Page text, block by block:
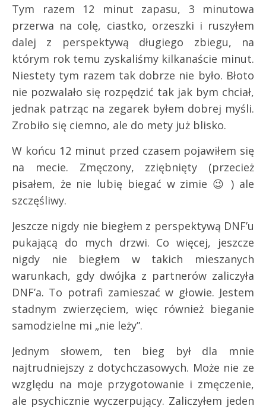
Tym razem 12 minut zapasu, 3 minutowa
przerwa na colę, ciastko, orzeszki i ruszyłem
dalej z perspektywą długiego zbiegu, na
którym rok temu zyskaliśmy kilkanaście minut.
Niestety tym razem tak dobrze nie było. Błoto
nie pozwalało się rozpędzić tak jak bym chciał,
jednak patrząc na zegarek byłem dobrej myśli.
Zrobiło się ciemno, ale do mety już blisko.
W końcu 12 minut przed czasem pojawiłem się
na mecie. Zmęczony, zziębnięty (przecież
pisałem, że nie lubię biegać w zimie 😉 ) ale
szczęśliwy.
Jeszcze nigdy nie biegłem z perspektywą DNF’u
pukającą do mych drzwi. Co więcej, jeszcze
nigdy nie biegłem w takich mieszanych
warunkach, gdy dwójka z partnerów zaliczyła
DNF’a. To potrafi zamieszać w głowie. Jestem
stadnym zwierzęciem, więc również bieganie
samodzielne mi „nie leży”.
Jednym słowem, ten bieg był dla mnie
najtrudniejszy z dotychczasowych. Może nie ze
względu na moje przygotowanie i zmęczenie,
ale psychicznie wyczerpujący. Zaliczyłem jeden